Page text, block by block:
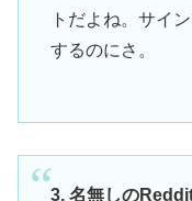
トだよね。サイ
するのにさ。
3. 名無しの